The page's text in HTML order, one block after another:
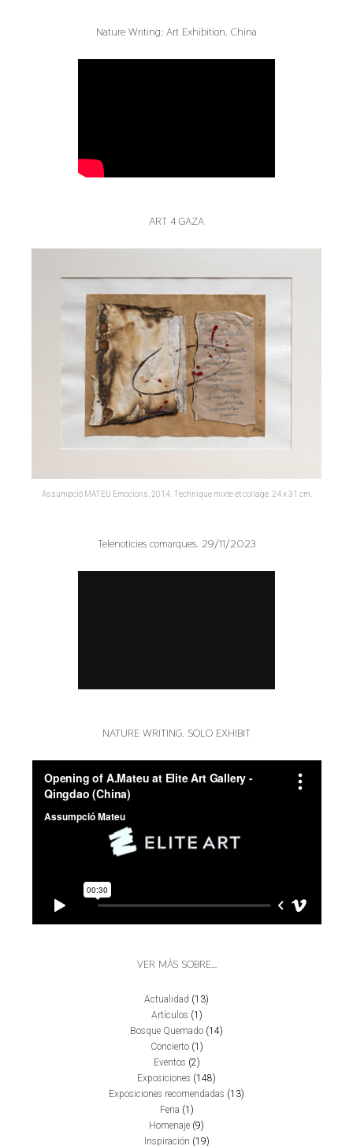
Nature Writing: Art Exhibition. China
ART 4 GAZA
Assumpció MATEU Emocions, 2014. Technique mixte et collage. 24 x 31 cm.
Telenotícies comarques. 29/11/2023
NATURE WRITING. SOLO EXHIBIT
VER MÁS SOBRE…
Actualidad (13)
Artículos (1)
Bosque Quemado (14)
Concierto(1)
Eventos (2)
Exposiciones (148)
Exposiciones recomendadas (13)
Feria (1)
Homenaje (9)
Inspiración (19)